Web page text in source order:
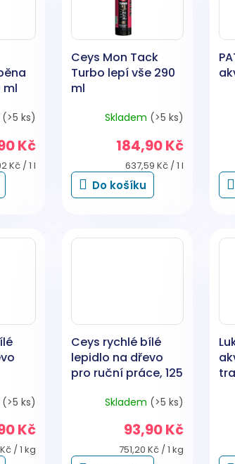
ml
(>5 ks)
Kč
Kč / 1 l
Ceys Mon Tack
Turbo lepí vše 290
ml
Skladem (>5 ks)
184,90 Kč
Měrná
cena:
637,59 Kč / 1 l
Do košíku
(>5 ks)
Kč
/ 1 kg
Ceys rychlé bílé
lepidlo na dřevo
pro ruční práce, 125
Skladem (>5 ks)
93,90 Kč
Měrná
cena:
751,20 Kč / 1 kg